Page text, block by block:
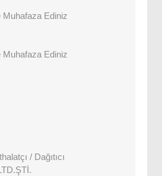
Muhafaza Ediniz
Muhafaza Ediniz
/ Dağıtıcı